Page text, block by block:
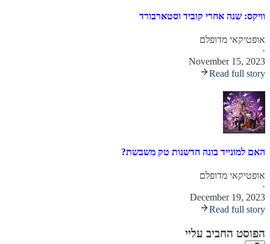
וויקס: שנה אחרי קוביד וסטארבורד
אופטיקאי מדופלם
·
November 15, 2023
Read full story
האם למונייד בונה חדשנות טק משבשת?
אופטיקאי מדופלם
·
December 19, 2023
Read full story
הפוסט החביב עליי